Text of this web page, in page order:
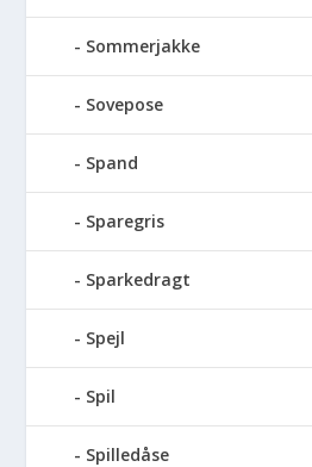
Sommerjakke
Sovepose
Spand
Sparegris
Sparkedragt
Spejl
Spil
Spilledåse